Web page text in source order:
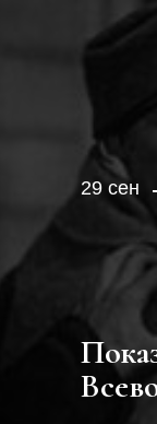
29 сен